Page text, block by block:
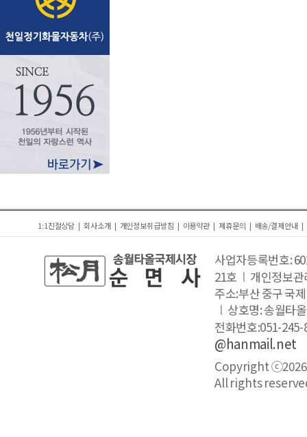
1:1친절상담 | 회사소개 | 개인정보취급방침 | 이용약관 | 제휴문의 | 배송/결제안내 |
사업자등록번호:
21호 l 개인정보
주소:부산 중구 국
l 상호명: 송월타
전화번호:051-245-
@hanmail.net
Copyright
All rights